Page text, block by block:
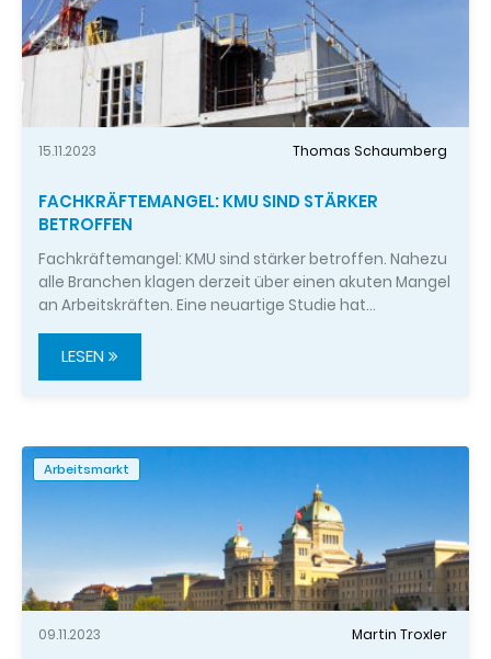
15.11.2023 Thomas Schaumberg
FACHKRÄFTEMANGEL: KMU SIND STÄRKER
BETROFFEN
Fachkräftemangel: KMU sind stärker betroffen. Nahezu
alle Branchen klagen derzeit über einen akuten Mangel
an Arbeitskräften. Eine neuartige Studie hat…
LESEN
Arbeitsmarkt
09.11.2023 Martin Troxler